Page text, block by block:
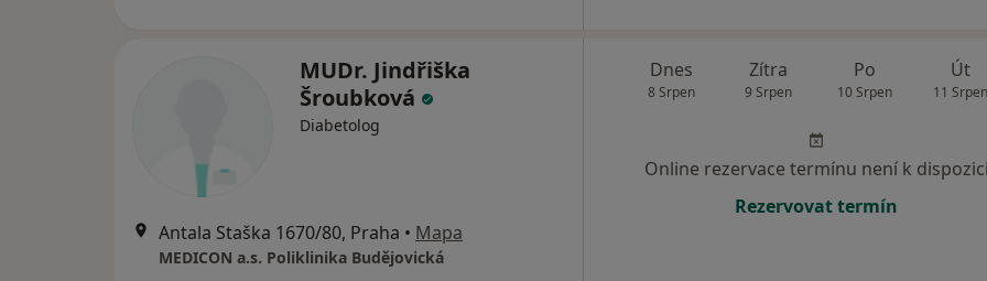
MUDr. Jindřiška
Šroubková
Diabetolog
Antala Staška 1670/80, Praha • Mapa
MEDICON a.s. Poliklinika Budějovická
Dnes
8 Srpen
Zítra
9 Srpen
Po
10 Srpen
Út
11 Srpen
Online rezervace termínu není k dispozici
Rezervovat termín